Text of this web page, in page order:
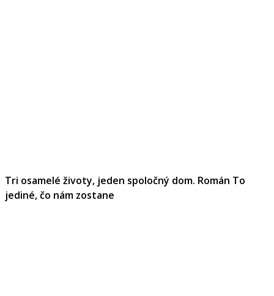
Tri osamelé životy, jeden spoločný dom. Román To
jediné, čo nám zostane